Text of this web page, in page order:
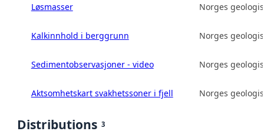
Løsmasser Norges
Kalkinnhold i berggrunn Norges
Sedimentobservasjoner - video Norges
Aktsomhetskart svakhetssoner i fjell Norges
Distributions 3